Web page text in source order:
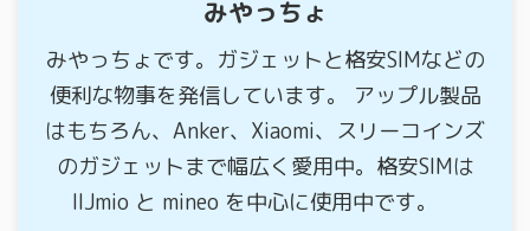
みやっちょ
みやっちょです。ガジェットと格安SIMなどの
便利な物事を発信しています。 アップル製品
はもちろん、Anker、Xiaomi、スリーコインズ
のガジェットまで幅広く愛用中。格安SIMは
IIJmio と mineo を中心に使用中です。